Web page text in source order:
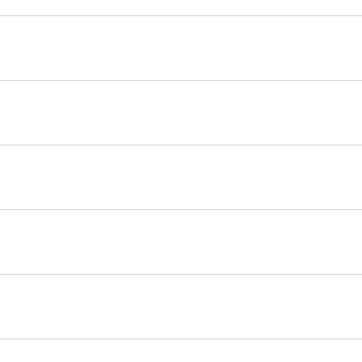
Beraten lassen
besonders wichtig.